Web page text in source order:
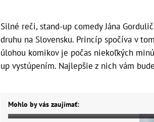
Silné reči, stand-up comedy Jána
druhu na Slovensku. Princíp spočíva v
úlohou komikov je počas niekoľkých
up vystúpením. Najlepšie z nich vám
Mohlo by vás zaujímať: